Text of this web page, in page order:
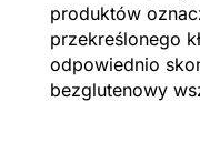
produktów
przekreślonego
odpowiednio
bezglutenowy